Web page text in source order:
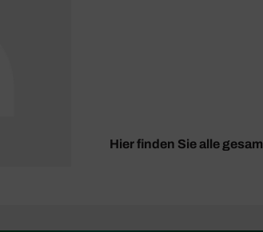
Hier finden Sie alle